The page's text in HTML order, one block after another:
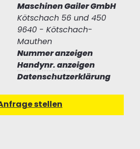
Maschinen Gailer GmbH
Kötschach 56 und 450
9640 - Kötschach-
Mauthen
Nummer anzeigen
Handynr. anzeigen
Datenschutzerklärung